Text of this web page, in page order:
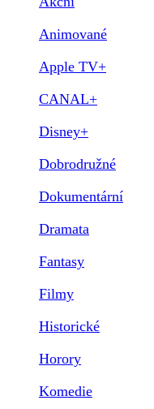
Animované
Apple TV+
CANAL+
Disney+
Dobrodružné
Dokumentární
Dramata
Fantasy
Filmy
Historické
Horory
Komedie